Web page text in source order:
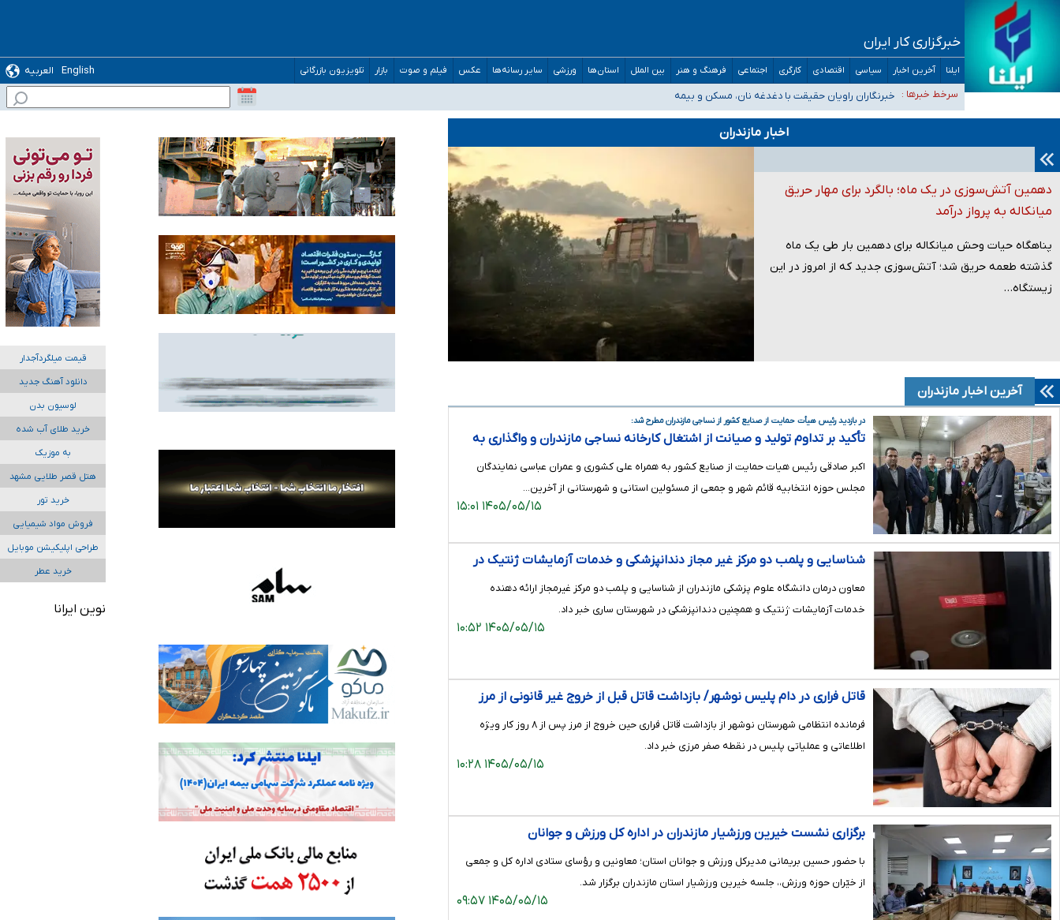
خبرگزاری کار ایران
ایلنا آخرین اخبار سیاسی اقتصادی کارگری اجتماعی فرهنگ و هنر بین الملل استان‌ها ورزشی سایر رسانه‌ها عکس فیلم و صوت بازار تلویزیون بازرگانی English
العربیه
سرخط خبرها :
تعویق آزمون ورودی دکترای تخصصی فرماندهی صحنه عملیات و دکترای تخصصی جغرافیای نظامی دافوس آجا
خبرنگاران راویان حقیقت با دغدغه نان، مسکن و بیمه
آخرین وضعیت شیوع عفونت‌های تنفسی در کشور/ خوزستان و کرمان بالاتر از آستانه هشدار
هیچ پرستاری بازداشت یا اخراج نشده است/ از رئیس جمهور خواستیم ورود کند
ثبت‌نام بخش عمده دانش‌آموزان مدارس ایرانی امارات در کشور/ درباره محصلان باقی‌مانده در دبی متناسب با شرایط جدید تصمیم‌گیری می‌شود
اخبار مازندران
دهمین آتش‌سوزی در یک ماه؛ بالگرد برای مهار حریق
میانکاله به پرواز درآمد
پناهگاه حیات وحش میانکاله برای دهمین بار طی یک ماه
گذشته طعمه حریق شد؛ آتش‌سوزی جدید که از امروز در این
زیستگاه…
آخرین اخبار مازندران
در بازدید رئیس هیأت حمایت از صنایع کشور از نساجی مازندران مطرح شد:
تأکید بر تداوم تولید و صیانت از اشتغال کارخانه نساجی مازندران و واگذاری به
اکبر صادقی رئیس هیات حمایت از صنایع کشور به همراه علی کشوری و عمران عباسی نمایندگان
مجلس حوزه انتخابیه قائم شهر و جمعی از مسئولین استانی و شهرستانی از آخرین…
۱۴۰۵/۰۵/۱۵ ۱۵:۰۱
شناسایی و پلمب دو مرکز غیر مجاز دندانپزشکی و خدمات آزمایشات ژنتیک در
معاون درمان دانشگاه علوم پزشکی مازندران از شناسایی و پلمب دو مرکز غیرمجاز ارائه‌ دهنده
خدمات آزمایشات ژنتیک و همچنین دندانپزشکی در شهرستان ساری خبر داد.
۱۴۰۵/۰۵/۱۵ ۱۰:۵۲
قاتل فراری در دام پلیس نوشهر/ بازداشت قاتل قبل از خروج غیر قانونی از مرز
فرمانده انتظامی شهرستان نوشهر از بازداشت قاتل فراری حین خروج از مرز پس از ۸ روز کار ویژه
اطلاعاتی و عملیاتی پلیس در نقطه صفر مرزی خبر داد.
۱۴۰۵/۰۵/۱۵ ۱۰:۲۸
برگزاری نشست خیرین ورزشیار مازندران در اداره کل ورزش و جوانان
با حضور حسین بریمانی مدیرکل ورزش و جوانان استان؛ معاونین و رؤسای ستادی اداره کل و جمعی
از خیّران حوزه ورزش،، جلسه خیرین ورزشیار استان مازندران برگزار شد.
۱۴۰۵/۰۵/۱۵ ۰۹:۵۷
قیمت میلگردآجدار
دانلود آهنگ جدید
لوسیون بدن
خرید طلای آب شده
به موزیک
هتل قصر طلایی مشهد
خرید تور
فروش مواد شیمیایی
طراحی اپلیکیشن موبایل
خرید عطر
نوین ایرانا